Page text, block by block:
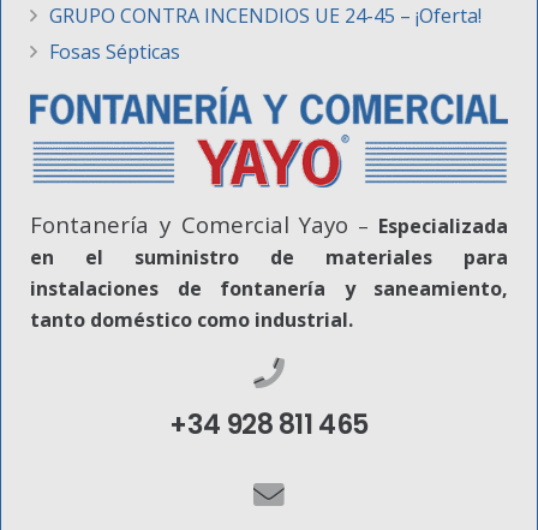
GRUPO CONTRA INCENDIOS UE 24-45 – ¡Oferta!
Fosas Sépticas
Fontanería y Comercial Yayo – Especializada
en el suministro de materiales para
instalaciones de fontanería y saneamiento,
tanto doméstico como industrial.
+34 928 811 465